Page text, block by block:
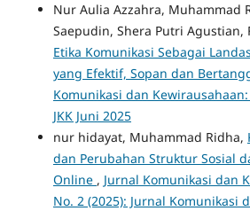
Nur Aulia Azzahra, Muhammad
Saepudin, Shera Putri Agustian,
Etika Komunikasi Sebagai
yang Efektif, Sopan dan
Komunikasi dan Kewirausahaan:
JKK Juni 2025
nur hidayat, Muhammad Ridha,
dan Perubahan Struktur Sosial
Online , Jurnal Komunikasi dan
No. 2 (2025): Jurnal Komunikasi